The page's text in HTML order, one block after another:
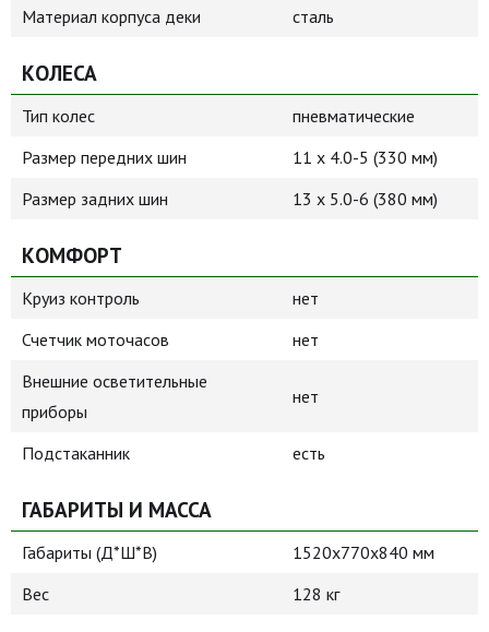
Материал корпуса деки
сталь
КОЛЕСА
Тип колес
пневматические
Размер передних шин
11 x 4.0-5 (330 мм)
Размер задних шин
13 x 5.0-6 (380 мм)
КОМФОРТ
Круиз контроль
нет
Счетчик моточасов
нет
Внешние осветительные
приборы
нет
Подстаканник есть
ГАБАРИТЫ И МАССА
Габариты (Д*Ш*В)
1520х770х840 мм
Вес
128 кг